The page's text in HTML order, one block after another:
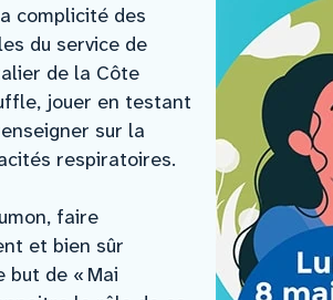
complicité des
du service de
de la Côte
jouer en testant
sur la
respiratoires.
faire
et bien sûr
but de « Mai